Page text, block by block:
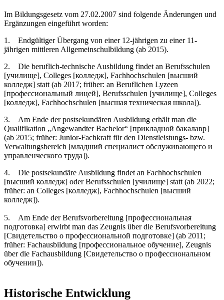
Im Bildungsgesetz vom 27.02.2007 sind folgende Änderungen und
Ergänzungen eingeführt worden:
1. Endgültiger Übergang von einer 12-jährigen zu einer 11-
jährigen mittleren Allgemeinschulbildung (ab 2015).
2. Die beruflich-technische Ausbildung findet an Berufsschulen
[училище], Colleges [колледж], Fachhochschulen [высший
колледж] statt (ab 2017; früher: an Beruflichen Lyzeen
[профессиональный лицей], Berufsschulen [училище], Colleges
[колледж], Fachhochschulen [высшая техническая школа]).
3. Am Ende der postsekundären Ausbildung erhält man die
Qualifikation „Angewandter Bachelor“ [прикладной бакалавр]
(ab 2015; früher: Junior-Fachkraft für den Dienstleistungs- bzw.
Verwaltungsbereich [младший специалист обслуживающего и
управленческого труда]).
4. Die postsekundäre Ausbildung findet an Fachhochschulen
[высший колледж] oder Berufsschulen [училище] statt (ab 2022;
früher: an Colleges [колледж], Fachhochschulen [высший
колледж]).
5. Am Ende der Berufsvorbereitung [профессиональная
подготовка] erwirbt man das Zeugnis über die Berufsvorbereitung
[Свидетельство о профессиональной подготовке] (ab 2011;
früher: Fachausbildung [профессиональное обучение], Zeugnis
über die Fachausbildung [Cвидетельство о профессиональном
обучении]).
Historische Entwicklung